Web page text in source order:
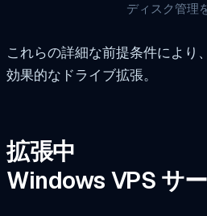
ディスク管理
これらの詳細な前提条件により
効果的なドライブ拡張。
拡張中
Windows VPS サ